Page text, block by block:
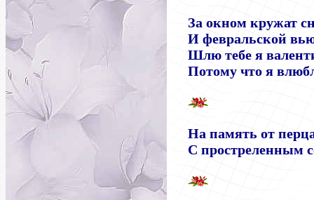
За окном кружат
И февральской
Шлю тебе я
Потому что я
На память от
С простреленным